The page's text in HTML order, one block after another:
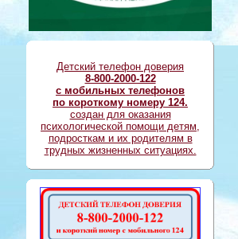
Детский телефон доверия
8-800-2000-122
с мобильных телефонов
по короткому номеру 124.
создан для оказания
психологической помощи детям,
подросткам и их родителям в
трудных жизненных ситуациях.